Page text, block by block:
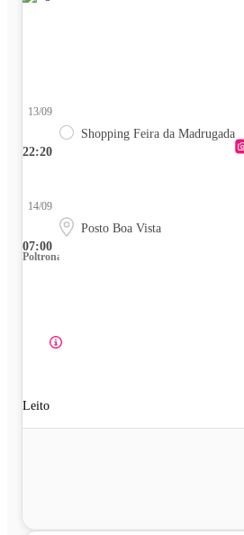
22:20
13/09
Shopping Feira da Madrugada
07:00
14/09
Posto Boa Vista
Poltrona
Leito